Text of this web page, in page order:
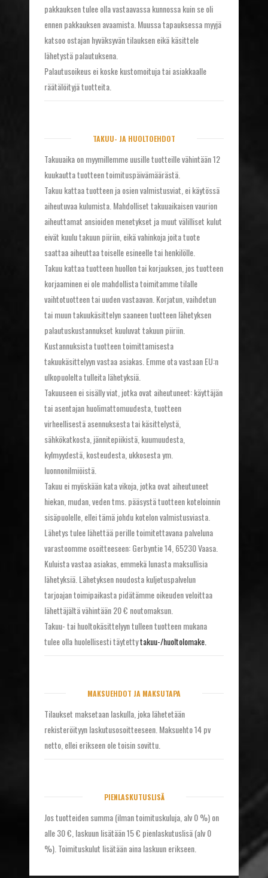
pakkauksen tulee olla vastaavassa kunnossa kuin se oli
ennen pakkauksen avaamista. Muussa tapauksessa myyjä
katsoo ostajan hyväksyvän tilauksen eikä käsittele
lähetystä palautuksena.
Palautusoikeus ei koske kustomoituja tai asiakkaalle
räätälöityjä tuotteita.
TAKUU- JA HUOLTOEHDOT
Takuuaika on myymillemme uusille tuotteille vähintään 12
kuukautta tuotteen toimituspäivämäärästä.
Takuu kattaa tuotteen ja osien valmistusviat, ei käytössä
aiheutuvaa kulumista. Mahdolliset takuuaikaisen vaurion
aiheuttamat ansioiden menetykset ja muut välilliset kulut
eivät kuulu takuun piiriin, eikä vahinkoja joita tuote
saattaa aiheuttaa toiselle esineelle tai henkilölle.
Takuu kattaa tuotteen huollon tai korjauksen, jos tuotteen
korjaaminen ei ole mahdollista toimitamme tilalle
vaihtotuotteen tai uuden vastaavan. Korjatun, vaihdetun
tai muun takuukäsittelyn saaneen tuotteen lähetyksen
palautuskustannukset kuuluvat takuun piiriin.
Kustannuksista tuotteen toimittamisesta
takuukäsittelyyn vastaa asiakas. Emme ota vastaan EU:n
ulkopuolelta tulleita lähetyksiä.
Takuuseen ei sisälly viat, jotka ovat aiheutuneet: käyttäjän
tai asentajan huolimattomuudesta, tuotteen
virheellisestä asennuksesta tai käsittelystä,
sähkökatkosta, jännitepiikistä, kuumuudesta,
kylmyydestä, kosteudesta, ukkosesta ym.
luonnonilmiöistä.
Takuu ei myöskään kata vikoja, jotka ovat aiheutuneet
hiekan, mudan, veden tms. pääsystä tuotteen koteloinnin
sisäpuolelle, ellei tämä johdu kotelon valmistusviasta.
Lähetys tulee lähettää perille toimitettavana palveluna
varastoomme osoitteeseen: Gerbyntie 14, 65230 Vaasa.
Kuluista vastaa asiakas, emmekä lunasta maksullisia
lähetyksiä. Lähetyksen noudosta kuljetuspalvelun
tarjoajan toimipaikasta pidätämme oikeuden veloittaa
lähettäjältä vähintään 20 € noutomaksun.
Takuu- tai huoltokäsittelyyn tulleen tuotteen mukana
tulee olla huolellisesti täytettytakuu-/huoltolomake.
MAKSUEHDOT JA MAKSUTAPA
Tilaukset maksetaan laskulla, joka lähetetään
rekisteröityyn laskutusosoitteeseen. Maksuehto 14 pv
netto, ellei erikseen ole toisin sovittu.
PIENLASKUTUSLISÄ
Jos tuotteiden summa (ilman toimituskuluja, alv 0 %) on
alle 30 €, laskuun lisätään 15 € pienlaskutuslisä (alv 0
%). Toimituskulut lisätään aina laskuun erikseen.